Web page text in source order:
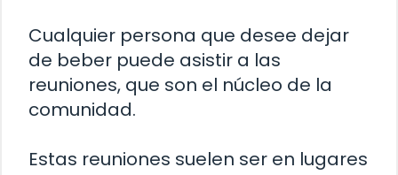
Cualquier persona que desee dejar
de beber puede asistir a las
reuniones, que son el núcleo de la
comunidad.
Estas reuniones suelen ser en lugares